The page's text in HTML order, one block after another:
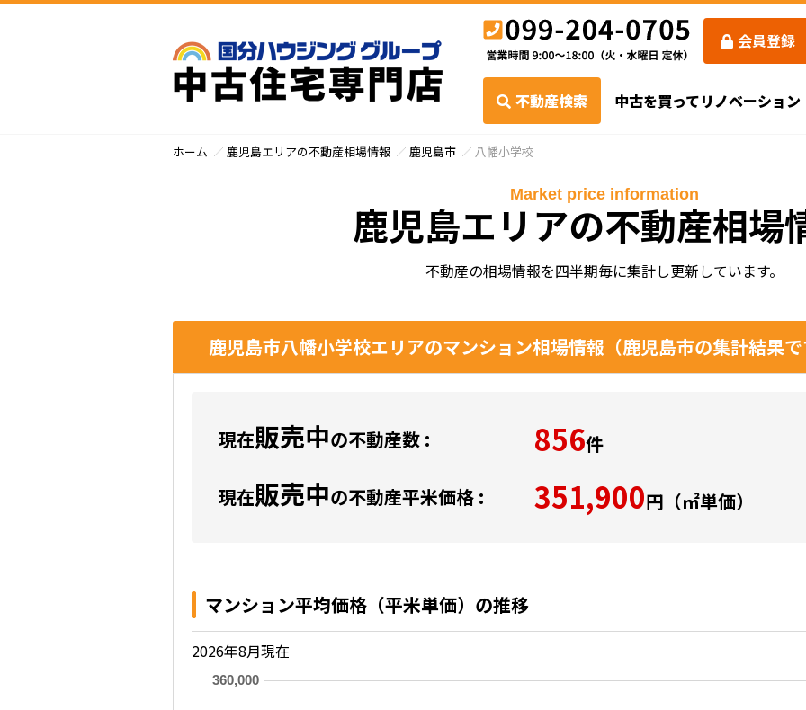
会員登録
不動産検索 中古を買ってリノベーション
ホーム 鹿児島エリアの不動産相場情報 鹿児島市 八幡小学校
鹿児島エリアの不動産相場
Market price information
不動産の相場情報を四半期毎に集計し更新しています。
鹿児島市八幡小学校エリアのマンション相場情報（鹿児島市の集計結果
現在販売中の不動産数 : 856件
現在販売中の不動産平米価格 : 351,900円（㎡単価）
マンション平均価格（平米単価）の推移
2026年8月現在
360,000